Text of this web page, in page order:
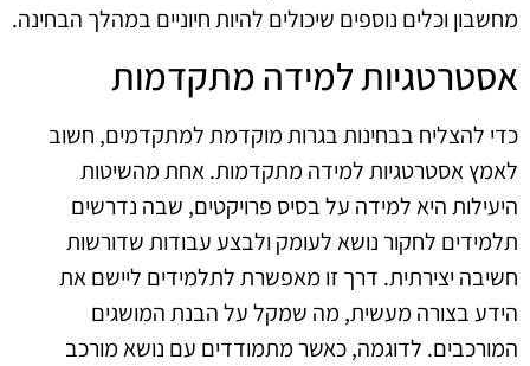
מחשבון וכלים נוספים שיכולים להיות חיוניים במהלך הבחינה.
אסטרטגיות למידה מתקדמות
כדי להצליח בבחינות בגרות מוקדמת למתקדמים, חשוב
לאמץ אסטרטגיות למידה מתקדמות. אחת מהשיטות
היעילות היא למידה על בסיס פרויקטים, שבה נדרשים
תלמידים לחקור נושא לעומק ולבצע עבודות שדורשות
חשיבה יצירתית. דרך זו מאפשרת לתלמידים ליישם את
הידע בצורה מעשית, מה שמקל על הבנת המושגים
המורכבים. לדוגמה, כאשר מתמודדים עם נושא מורכב